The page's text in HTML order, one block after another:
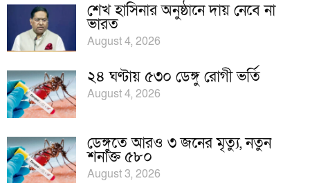
শেখ হাসিনার অনুষ্ঠানে দায় নেবে না
ভারত
August 4, 2026
২৪ ঘণ্টায় ৫৩০ ডেঙ্গু রোগী ভর্তি
August 4, 2026
ডেঙ্গুতে আরও ৩ জনের মৃত্যু, নতুন
শনাক্ত ৫৮০
August 3, 2026